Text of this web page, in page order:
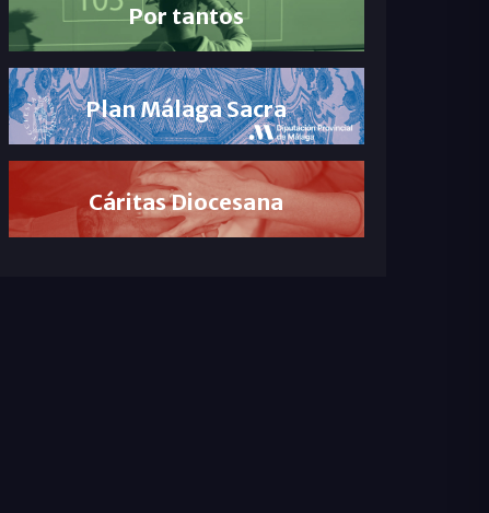
Por tantos
Plan Málaga Sacra
Cáritas Diocesana